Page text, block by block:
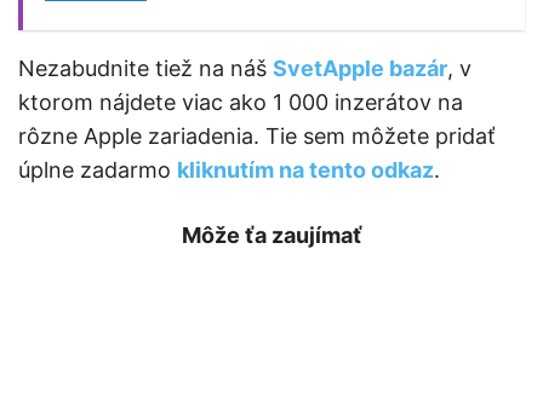
Nezabudnite tiež na náš SvetApple bazár, v
ktorom nájdete viac ako 1 000 inzerátov na
rôzne Apple zariadenia. Tie sem môžete pridať
úplne zadarmo kliknutím na tento odkaz.
Môže ťa zaujímať